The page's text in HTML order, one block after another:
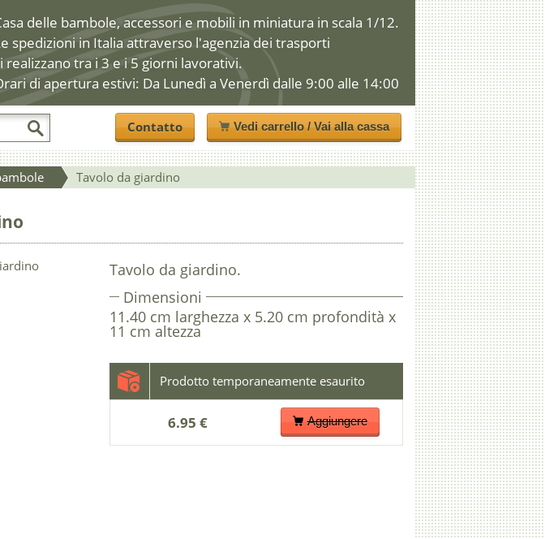
delle bambole, accessori e mobili in miniatura in scala 1/12.
spedizioni in Italia attraverso l'agenzia dei trasporti
realizzano tra i 3 e i 5 giorni lavorativi.
di apertura estivi: Da Lunedì a Venerdì dalle 9:00 alle 14:00
Contatto Vedi carrello / Vai alla cassa
Tavolo da giardino.
Dimensioni
11.40 cm larghezza x 5.20 cm profondità x
11 cm altezza
6.95 € Aggiungere
Tavolo da giardino